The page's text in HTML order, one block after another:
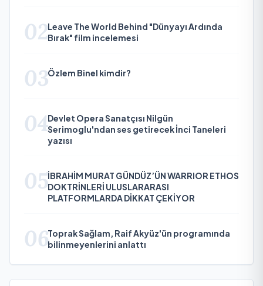
02Leave The World Behind "Dünyayı Ardında
Bırak" film incelemesi
03Özlem Binel kimdir?
04Devlet Opera Sanatçısı Nilgün
Serimoglu'ndan ses getirecek İnci Taneleri
yazısı
05İBRAHİM MURAT GÜNDÜZ’ÜN WARRIOR ETHOS
DOKTRİNLERİ ULUSLARARASI
PLATFORMLARDA DİKKAT ÇEKİYOR
06Toprak Sağlam, Raif Akyüz'ün programında
bilinmeyenlerini anlattı